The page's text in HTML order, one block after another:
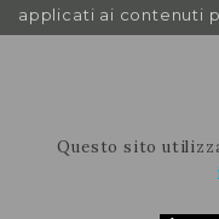
2018
Anno IX, Numero 3
applicati ai contenuti
splitshire
Questo sito